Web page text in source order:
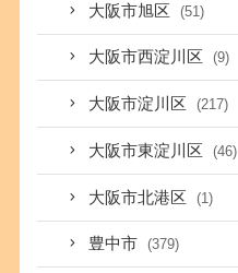
大阪市旭区 (51)
大阪市西淀川区 (9)
大阪市淀川区 (217)
大阪市東淀川区 (46)
大阪市北港区 (1)
豊中市 (379)